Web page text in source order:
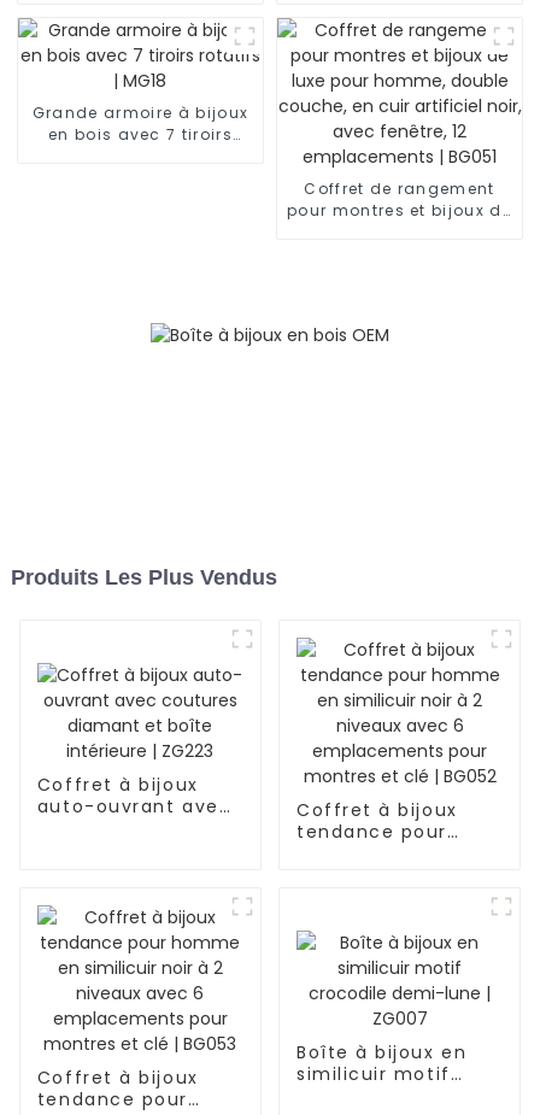
MG02
MG08
Grande armoire à bijoux
en bois avec 7 tiroirs
Coffret de rangement
pour montres et bijoux de
Produits Les Plus Vendus
Coffret à bijoux
auto-ouvrant avec
Coffret à bijoux
tendance pour
pour montres et clé
| BG052
Coffret à bijoux
tendance pour
Boîte à bijoux en
similicuir motif